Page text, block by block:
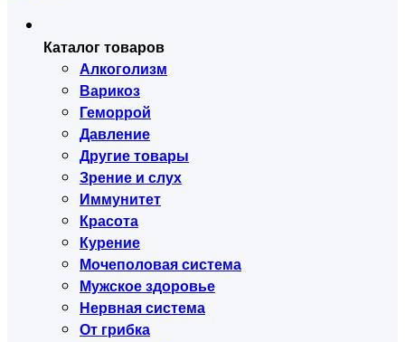
Каталог товаров
Алкоголизм
Варикоз
Геморрой
Давление
Другие товары
Зрение и слух
Иммунитет
Красота
Курение
Мочеполовая система
Мужское здоровье
Нервная система
От грибка